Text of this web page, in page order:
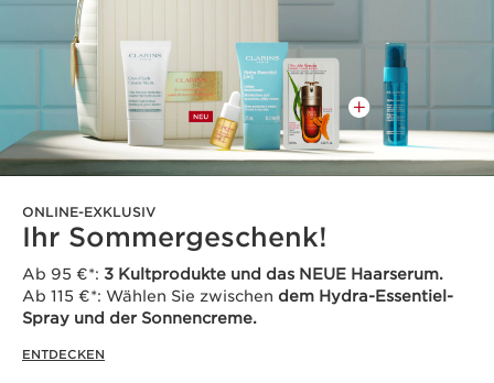
ONLINE-EXKLUSIV
Ihr Sommergeschenk!
Ab 95 €*: 3 Kultprodukte und das NEUE Haarserum.
Ab 115 €*: Wählen Sie zwischen dem Hydra-Essentiel-
Spray und der Sonnencreme.
ENTDECKEN